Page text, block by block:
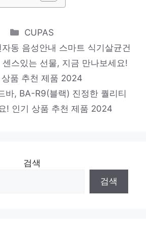
션5 디지털에디션, CFI-
제품 2024
는 최고의 아이템 인기 상품
는 마지막 조각 인기 상품 추
Categories
CUPAS
동 음성안내 스마트 식기살균건
스있는 선물, 지금 만나보세요!
상품 추천 제품 2024
바, BA-R9(블랙) 진정한 퀄리티
! 인기 상품 추천 제품 2024
검색
검색